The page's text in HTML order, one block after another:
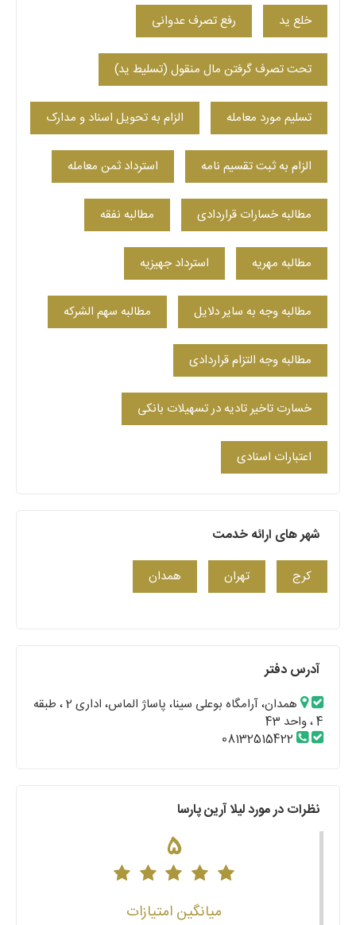
خلع ید رفع تصرف عدوانی
تحت تصرف گرفتن مال منقول (تسلیط ید)
تسلیم مورد معامله الزام به تحویل اسناد و مدارک
الزام به ثبت تقسیم نامه استرداد ثمن معامله
مطالبه خسارات قراردادی مطالبه نفقه
مطالبه مهریه استرداد جهیزیه
مطالبه وجه به سایر دلایل مطالبه سهم الشرکه
مطالبه وجه التزام قراردادی
خسارت تاخیر تادیه در تسهیلات بانکی
اعتبارات اسنادی
شهر های ارائه خدمت
کرج تهران همدان
آدرس دفتر
همدان، آرامگاه بوعلی سینا، پاساژ الماس، اداری 2 ، طبقه
4 ، واحد 43
08132515422
نظرات در مورد لیلا آرین پارسا
5
میانگین امتیازات